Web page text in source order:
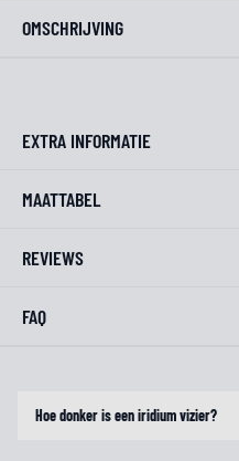
OMSCHRIJVING
EXTRA INFORMATIE
MAATTABEL
REVIEWS
FAQ
Hoe donker is een iridium vizier?